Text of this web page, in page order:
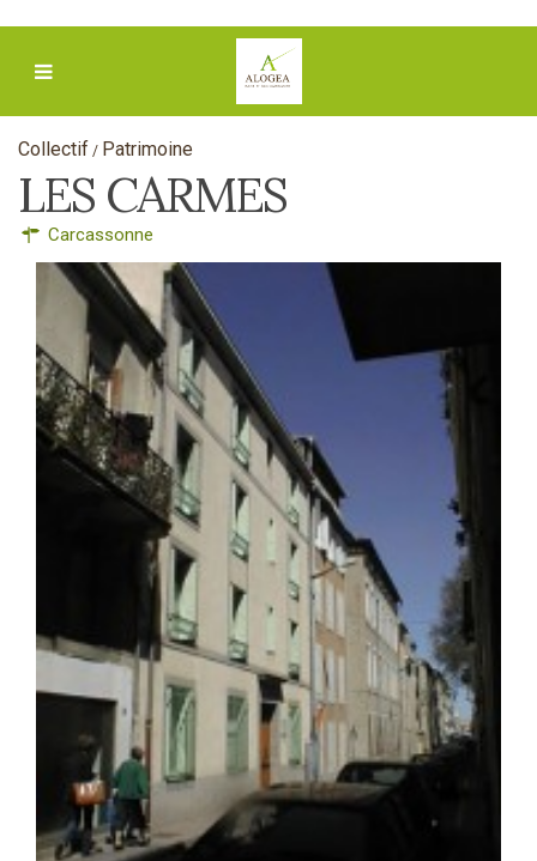
Collectif / Patrimoine
LES CARMES
Carcassonne